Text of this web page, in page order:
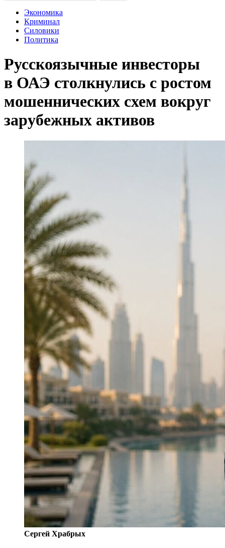
Экономика
Криминал
Силовики
Политика
Русскоязычные инвесторы
в ОАЭ столкнулись с ростом
мошеннических схем вокруг
зарубежных активов
Сергей Храбрых